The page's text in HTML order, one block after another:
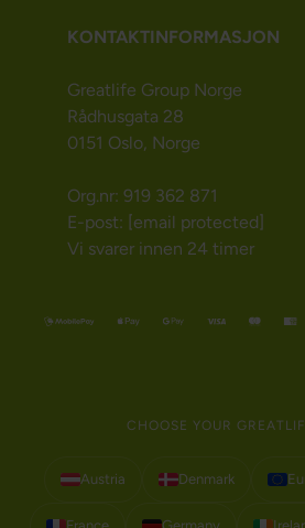
KONTAKTINFORMASJON
Greatlife Group Norge
Rådhusgata 28
0151 Oslo, Norge
Org.nr: 919 362 871
E-post: [email protected]
Vi svarer innen 24 timer
CHOOSE YOUR
Austria Denmark